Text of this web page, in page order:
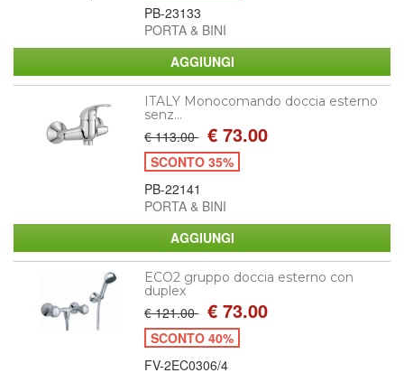
PB-23133
PORTA & BINI
ITALY Monocomando doccia esterno
senz...
€ 113.00 € 73.00
SCONTO 35%
PB-22141
PORTA & BINI
ECO2 gruppo doccia esterno con
duplex
€ 121.00 € 73.00
SCONTO 40%
FV-2EC0306/4